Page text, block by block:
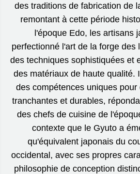
des traditions de fabrication de
remontant à cette période
l'époque Edo, les artisans
perfectionné l'art de la forge des
des techniques sophistiquées et
des matériaux de haute qualité.
des compétences uniques
tranchantes et durables,
des chefs de cuisine de
contexte que le Gyuto a
qu'équivalent japonais du
occidental, avec ses propres
philosophie de conception